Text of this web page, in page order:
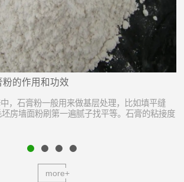
粉的作用和功效
，石膏粉一般用来做基层处理，比如填平缝
房墙面粉刷第一遍腻子找平等。石膏的粘接度
more+